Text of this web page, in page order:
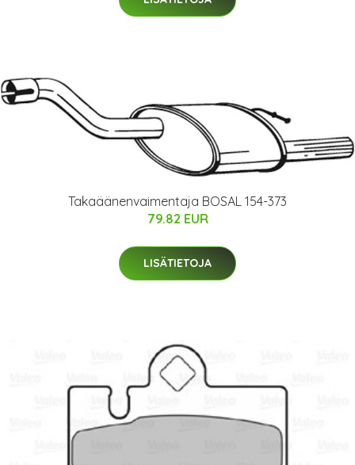
Takaäänenvaimentaja BOSAL 154-373
79.82 EUR
LISÄTIETOJA